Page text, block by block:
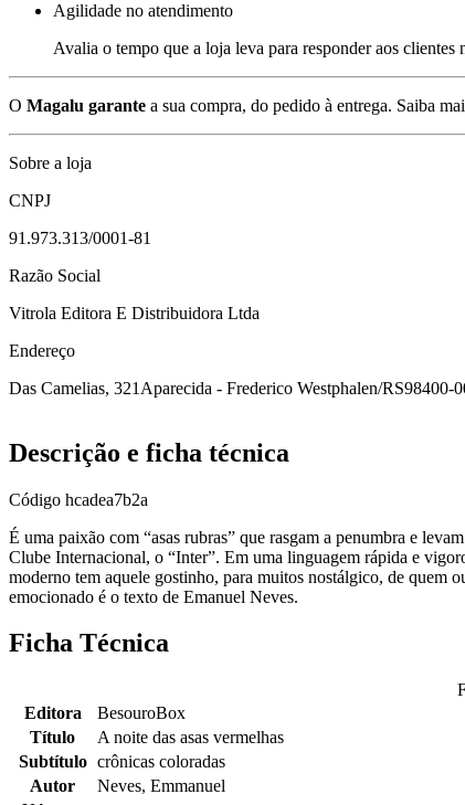
Agilidade no atendimento
Avalia o tempo que a loja leva para responder aos
O Magalu garante a sua compra, do pedido à entrega. Saiba
Sobre a loja
CNPJ
91.973.313/0001-81
Razão Social
Vitrola Editora E Distribuidora Ltda
Endereço
Das Camelias, 321 Aparecida - Frederico Westphalen/RS98400-
Descrição e ficha técnica
Código hcadea7b2a
É uma paixão com “asas rubras” que rasgam a penumbra e
Clube Internacional, o “Inter”. Em uma linguagem rápida e
moderno tem aquele gostinho, para muitos nostálgico, de quem
emocionado é o texto de Emanuel Neves.
Ficha Técnica
Editora
BesouroBox
Título
A noite das asas vermelhas
Subtítulo crônicas coloradas
Autor
Neves, Emmanuel